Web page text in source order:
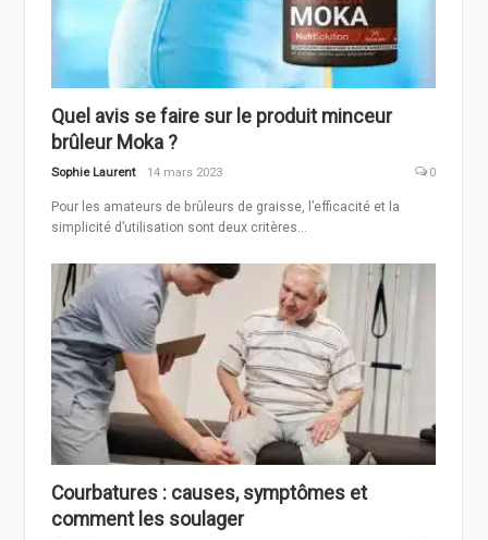
Quel avis se faire sur le produit minceur
brûleur Moka ?
Sophie Laurent 14 mars 2023 0
Pour les amateurs de brûleurs de graisse, l’efficacité et la
simplicité d’utilisation sont deux critères...
Courbatures : causes, symptômes et
comment les soulager